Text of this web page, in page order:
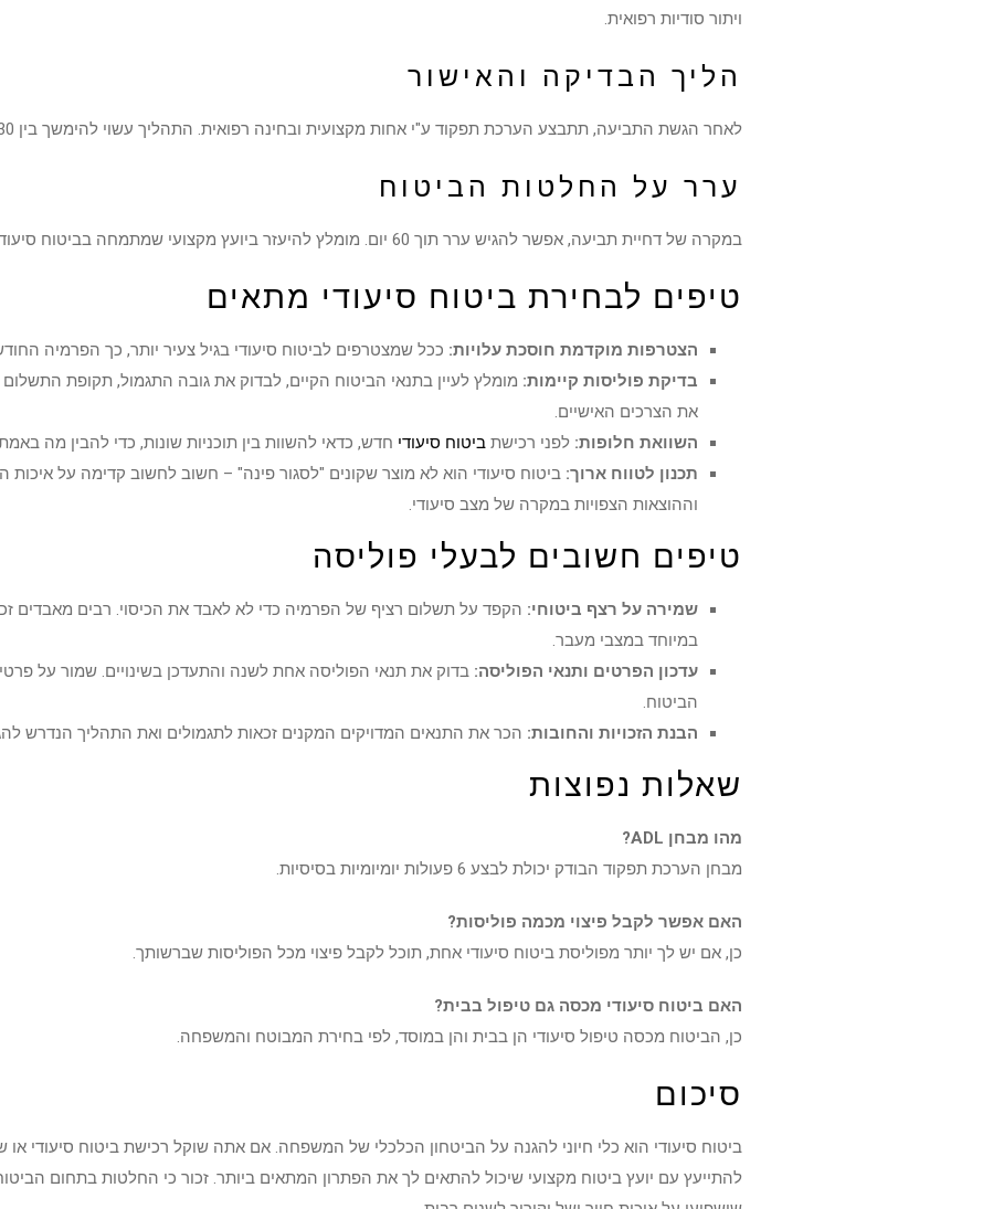
ויתור סודיות רפואית.
הליך הבדיקה והאישור
לאחר הגשת התביעה, תתבצע הערכת תפקוד ע"י אחות מקצועית ובחינה רפואית. התהליך עשוי להימשך בין 30 ל-60 יום.
ערר על החלטות הביטוח
במקרה של דחיית תביעה, אפשר להגיש ערר תוך 60 יום. מומלץ להיעזר ביועץ מקצועי שמתמחה בביטוח סיעודי ובהליכי ערר.
טיפים לבחירת ביטוח סיעודי מתאים
הצטרפות מוקדמת חוסכת עלויות: ככל שמצטרפים לביטוח סיעודי בגיל צעיר יותר, כך הפרמיה
בדיקת פוליסות קיימות: מומלץ לעיין בתנאי הביטוח הקיים, לבדוק את גובה התגמול, תקופת התשלום
את הצרכים האישיים.
השוואת חלופות: לפני רכישת ביטוח סיעודי חדש, כדאי להשוות בין תוכניות שונות, כדי להבין מה
תכנון לטווח ארוך: ביטוח סיעודי הוא לא מוצר שקונים "לסגור פינה" – חשוב לחשוב קדימה על
וההוצאות הצפויות במקרה של מצב סיעודי.
טיפים חשובים לבעלי פוליסה
שמירה על רצף ביטוחי: הקפד על תשלום רציף של הפרמיה כדי לא לאבד את הכיסוי. רבים מאבדים
במיוחד במצבי מעבר.
עדכון הפרטים ותנאי הפוליסה: בדוק את תנאי הפוליסה אחת לשנה והתעדכן בשינויים. שמור על
הביטוח.
הבנת הזכויות והחובות: הכר את התנאים המדויקים המקנים זכאות לתגמולים ואת התהליך הנדרש
שאלות נפוצות
מהו מבחן ADL?
מבחן הערכת תפקוד הבודק יכולת לבצע 6 פעולות יומיומיות בסיסיות.
האם אפשר לקבל פיצוי מכמה פוליסות?
כן, אם יש לך יותר מפוליסת ביטוח סיעודי אחת, תוכל לקבל פיצוי מכל הפוליסות שברשותך.
האם ביטוח סיעודי מכסה גם טיפול בבית?
כן, הביטוח מכסה טיפול סיעודי הן בבית והן במוסד, לפי בחירת המבוטח והמשפחה.
סיכום
ביטוח סיעודי הוא כלי חיוני להגנה על הביטחון הכלכלי של המשפחה. אם אתה שוקל רכישת ביטוח סיעודי
להתייעץ עם יועץ ביטוח מקצועי שיכול להתאים לך את הפתרון המתאים ביותר. זכור כי החלטות בתחום